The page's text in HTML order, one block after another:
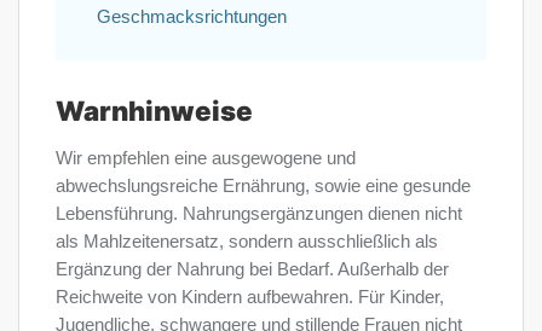
Geschmacksrichtungen
Warnhinweise
Wir empfehlen eine ausgewogene und
abwechslungsreiche Ernährung, sowie eine gesunde
Lebensführung. Nahrungsergänzungen dienen nicht
als Mahlzeitenersatz, sondern ausschließlich als
Ergänzung der Nahrung bei Bedarf. Außerhalb der
Reichweite von Kindern aufbewahren. Für Kinder,
Jugendliche, schwangere und stillende Frauen nicht